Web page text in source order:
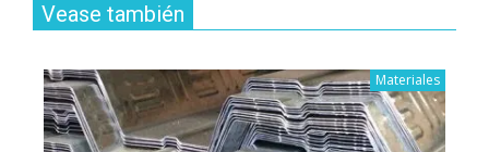
Vease también
Materiales